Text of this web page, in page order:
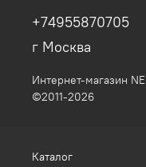
+74955870705
г Москва
Интернет-магазин
©2011-2026
Каталог